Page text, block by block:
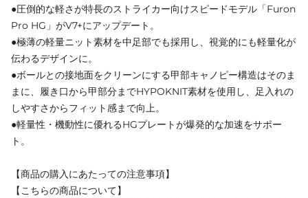
●圧倒的な軽さが特長のストライカー向けスピードモデル「Furon
Pro HG」がV7+にアップデート。
●極薄の軽量ニット素材を中足部でも採用し、視覚的にも軽量化が
伝わるデザインに。
●ボールとの接地面をクリーンにする甲部キャノピー構造はそのま
まに、履き口から甲部分までHYPOKNIT素材を使用し、足入れの
しやすさからフィット感まで向上。
●軽量性・機動性に優れるHGプレートが爆発的な加速をサポー
ト。
【商品の購入にあたっての注意事項】
【こちらの商品について】